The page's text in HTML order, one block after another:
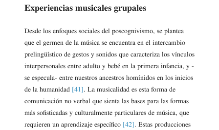
Experiencias musicales grupales
Desde los enfoques sociales del poscognivismo, se plantea
que el germen de la música se encuentra en el intercambio
prelingüístico de gestos y sonidos que caracteriza los vínculos
interpersonales entre adulto y bebé en la primera infancia, y -
se especula- entre nuestros ancestros homínidos en los inicios
de la humanidad [41]. La musicalidad es esta forma de
comunicación no verbal que sienta las bases para las formas
más sofisticadas y culturalmente particulares de música, que
requieren un aprendizaje específico [42]. Estas producciones